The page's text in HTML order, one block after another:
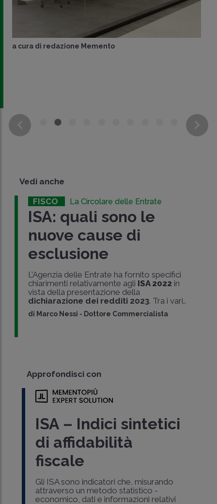
a cura di redazione Memento
Vedi anche
FISCO La Circolare delle Entrate
ISA: quali sono le
nuove cause di
esclusione
L’Agenzia delle Entrate ha fornito specifici
chiarimenti relativamente agli ISA 2022 in
vista della presentazione della
dichiarazione dei redditi 2023. Tra i vari..
di Marco Nessi - Dottore Commercialista
Approfondisci con
ISA – Indici sintetici
di affidabilità
fiscale
Gli ISA sono indicatori che, misurando
attraverso un metodo statistico -
economico, dati e informazioni relativi